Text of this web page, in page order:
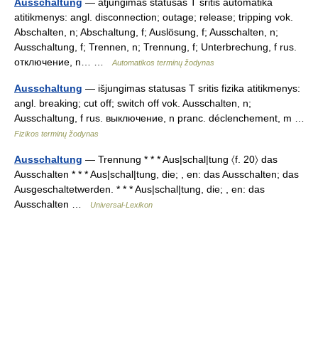
atitikmenys: angl. disconnection; outage; release; tripping vok.
Abschalten, n; Abschaltung, f; Auslösung, f; Ausschalten, n;
Ausschaltung, f; Trennen, n; Trennung, f; Unterbrechung, f rus.
отключение, n… …
Automatikos terminų žodynas
Ausschaltung — išjungimas statusas T sritis fizika atitikmenys:
angl. breaking; cut off; switch off vok. Ausschalten, n;
Ausschaltung, f rus. выключение, n pranc. déclenchement, m …
Fizikos terminų žodynas
Ausschaltung — Trennung * * * Aus|schal|tung 〈f. 20〉 das
Ausschalten * * * Aus|schal|tung, die; , en: das Ausschalten; das
Ausgeschaltetwerden. * * * Aus|schal|tung, die; , en: das
Ausschalten …
Universal-Lexikon